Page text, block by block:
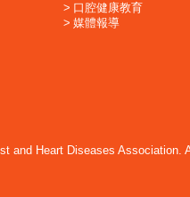
口腔健康教育
媒體報導
and Heart Diseases Association.